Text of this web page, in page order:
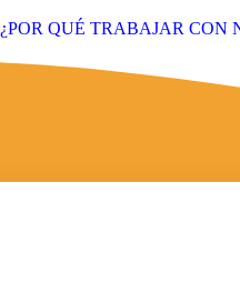
¿POR QUÉ TRABAJAR CON